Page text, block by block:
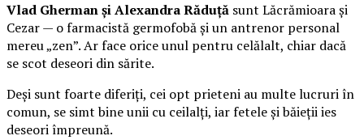
Vlad Gherman și Alexandra Răduță sunt Lăcrămioara și
Cezar — o farmacistă germofobă și un antrenor personal
mereu „zen”. Ar face orice unul pentru celălalt, chiar dacă
se scot deseori din sărite.
Deși sunt foarte diferiți, cei opt prieteni au multe lucruri în
comun, se simt bine unii cu ceilalți, iar fetele și băieții ies
deseori împreună.